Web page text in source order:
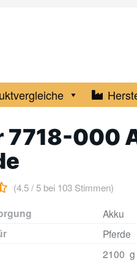
7718-000
(4.5 / 5 bei 103 Stimmen)
Akku
Pferde
2100 g